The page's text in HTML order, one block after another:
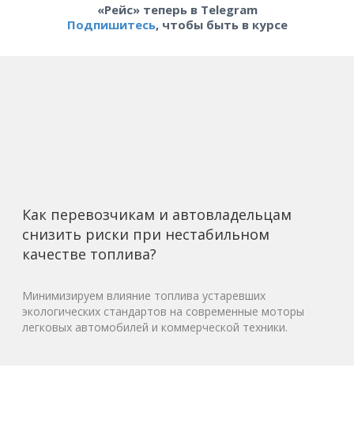
«Рейс» теперь в Telegram
Подпишитесь, чтобы быть в курсе
Как перевозчикам и автовладельцам
снизить риски при нестабильном
качестве топлива?
Минимизируем влияние топлива устаревших
экологических стандартов на современные моторы
легковых автомобилей и коммерческой техники.